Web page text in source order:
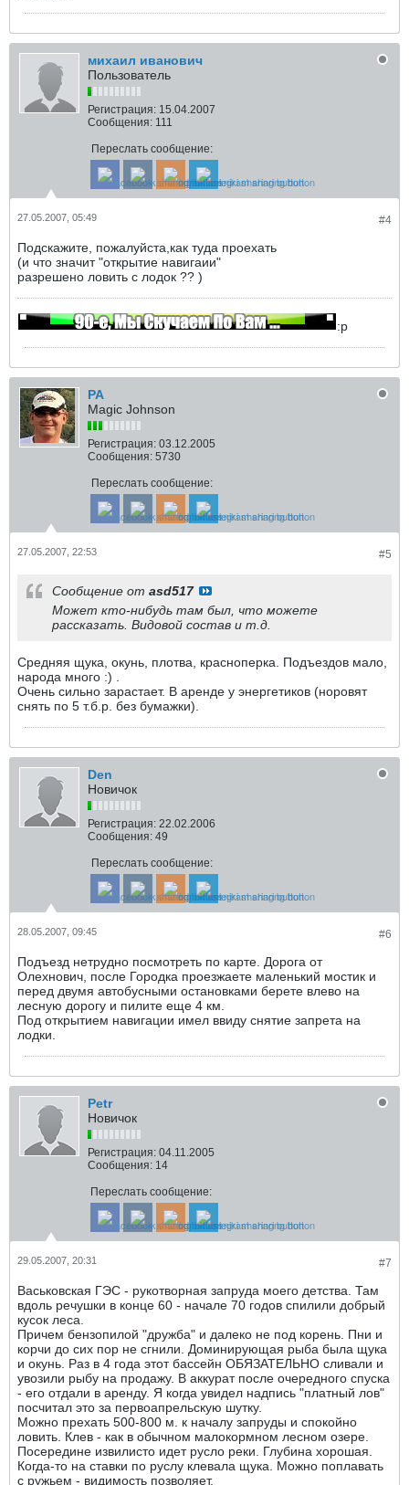
михаил иванович
Пользователь
Регистрация: 15.04.2007
Сообщения: 111
Переслать сообщение:
#4
27.05.2007, 05:49
Подcкажите, пожалуйста,как туда проехать
(и что значит "открытие навигаии"
разрешено ловить с лодок ?? )
:p
РА
Magic Johnson
Регистрация: 03.12.2005
Сообщения: 5730
Переслать сообщение:
#5
27.05.2007, 22:53
Сообщение от asd517
Может кто-нибудь там был, что можете
рассказать. Видовой состав и т.д.
Средняя щука, окунь, плотва, красноперка. Подъездов мало,
народа много :) .
Очень сильно зарастает. В аренде у энергетиков (норовят
снять по 5 т.б.р. без бумажки).
Den
Новичок
Регистрация: 22.02.2006
Сообщения: 49
Переслать сообщение:
#6
28.05.2007, 09:45
Подъезд нетрудно посмотреть по карте. Дорога от
Олехнович, после Городка проезжаете маленький мостик и
перед двумя автобусными остановками берете влево на
лесную дорогу и пилите еще 4 км.
Под открытием навигации имел ввиду снятие запрета на
лодки.
Petr
Новичок
Регистрация: 04.11.2005
Сообщения: 14
Переслать сообщение:
#7
29.05.2007, 20:31
Васьковская ГЭС - рукотворная запруда моего детства. Там
вдоль речушки в конце 60 - начале 70 годов спилили добрый
кусок леса.
Причем бензопилой "дружба" и далеко не под корень. Пни и
корчи до сих пор не сгнили. Доминирующая рыба была щука
и окунь. Раз в 4 года этот бассейн ОБЯЗАТЕЛЬНО сливали и
увозили рыбу на продажу. В аккурат после очередного спуска
- его отдали в аренду. Я когда увидел надпись "платный лов"
посчитал это за первоапрельскую шутку.
Можно прехать 500-800 м. к началу запруды и спокойно
ловить. Клев - как в обычном малокормном лесном озере.
Посередине извилисто идет русло реки. Глубина хорошая.
Когда-то на ставки по руслу клевала щука. Можно поплавать
с ружьем - видимость позволяет.